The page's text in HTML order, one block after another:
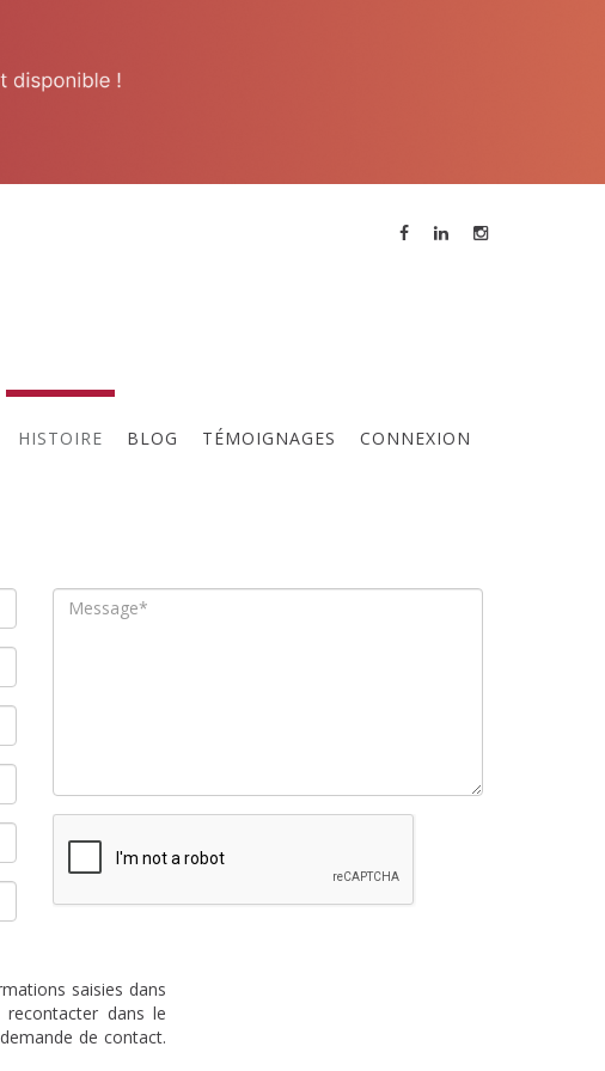
HISTOIRE BLOG TÉMOIGNAGES CONNEXION
saisies dans
dans le
de contact.